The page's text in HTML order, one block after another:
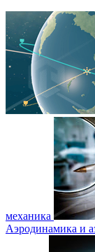
механика
Аэродинамика и